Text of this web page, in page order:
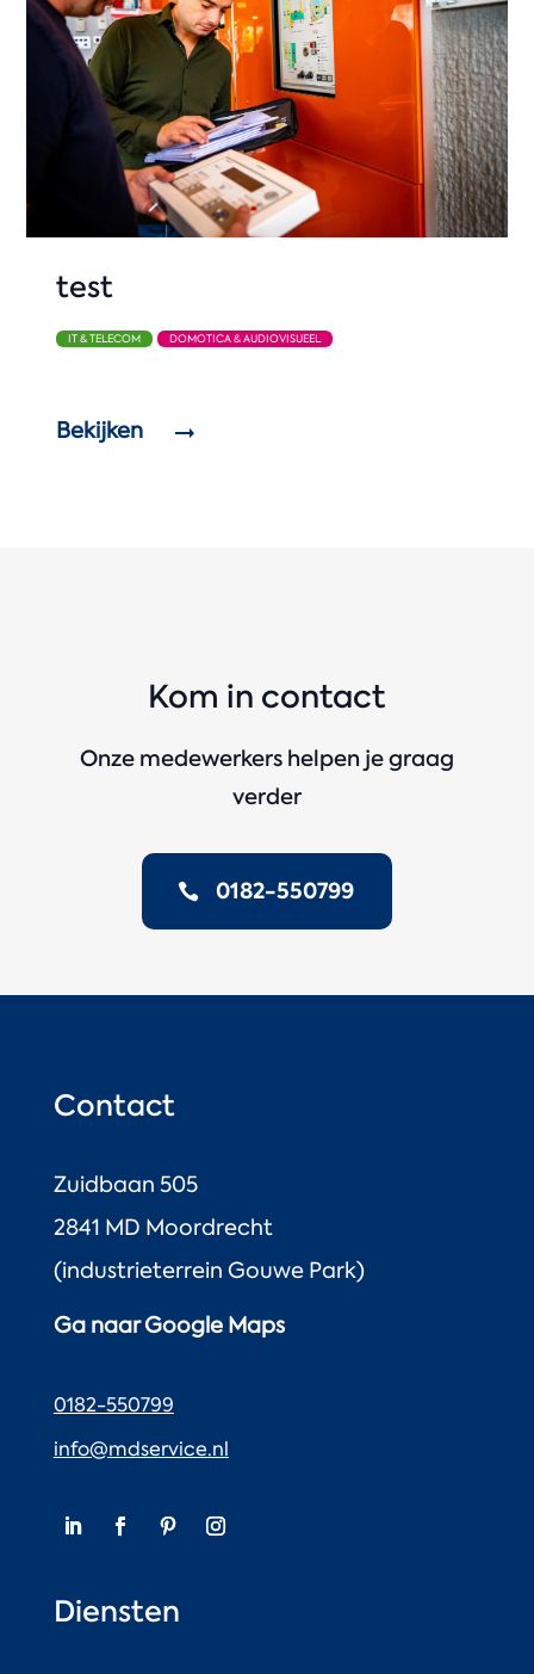
test
IT & TELECOM DOMOTICA & AUDIOVISUEEL
Bekijken
Kom in contact
Onze medewerkers helpen je graag
verder
0182-550799
Contact
Zuidbaan 505
2841 MD Moordrecht
(industrieterrein Gouwe Park)
Ga naar Google Maps
0182-550799
info@mdservice.nl
Diensten